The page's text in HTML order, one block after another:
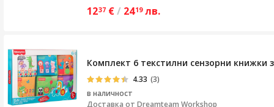
1237 €/ 2419 лв.
Комплект 6 текстилни сензорни книжки
4.33 (3)
в наличност
Доставка от Dreamteam Workshop